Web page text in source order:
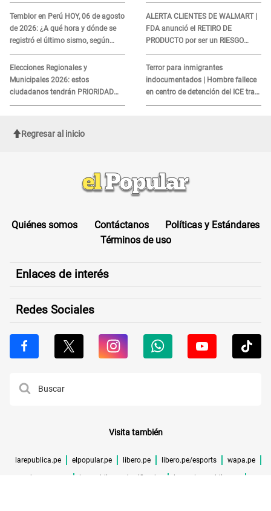
Temblor en Perú HOY, 06 de agosto
de 2026: ¿A qué hora y dónde se
registró el último sismo, según
IGP?
Elecciones Regionales y
Municipales 2026: estos
ciudadanos tendrán PRIORIDAD
para votar el 4 de octubre
ALERTA CLIENTES DE WALMART |
FDA anunció el RETIRO DE
PRODUCTO por ser un RIESGO
MORTAL para consumidores: ¿Cuál
es?
Terror para inmigrantes
indocumentados | Hombre fallece
en centro de detención del ICE tras
sufrir una "emergencia médica"
Regresar al inicio
Quiénes somos Contáctanos
Políticas y Estándares
Términos de uso
Enlaces de interés
Redes Sociales
Visita también
larepublica.pe elpopular.pe libero.pe libero.pe/esports wapa.pe
buenazo.pe larepublica.pe/verificador lrmas.larepublica.pe